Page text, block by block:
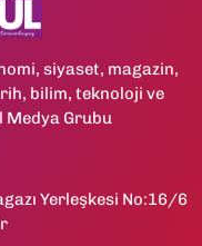
siyaset, magazin,
bilim, teknoloji ve
Medya Grubu
Yerleşkesi No:16/6